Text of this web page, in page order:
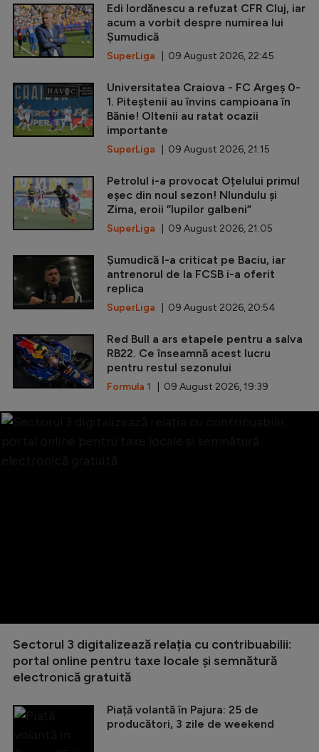
Edi Iordănescu a refuzat CFR Cluj, iar
acum a vorbit despre numirea lui
Șumudică
SuperLiga | 09 August 2026, 22:45
Universitatea Craiova - FC Argeș 0-
1. Piteștenii au învins campioana în
Bănie! Oltenii au ratat ocazii
importante
SuperLiga | 09 August 2026, 21:15
Petrolul i-a provocat Oțelului primul
eșec din noul sezon! Nlundulu și
Zima, eroii ”lupilor galbeni”
SuperLiga | 09 August 2026, 21:05
Șumudică l-a criticat pe Baciu, iar
antrenorul de la FCSB i-a oferit
replica
SuperLiga | 09 August 2026, 20:54
Red Bull a ars etapele pentru a salva
RB22. Ce înseamnă acest lucru
pentru restul sezonului
Formula 1 | 09 August 2026, 19:39
Sectorul 3 digitalizează relația cu contribuabilii:
portal online pentru taxe locale și semnătură
electronică gratuită
Piață volantă în Pajura: 25 de
producători, 3 zile de weekend